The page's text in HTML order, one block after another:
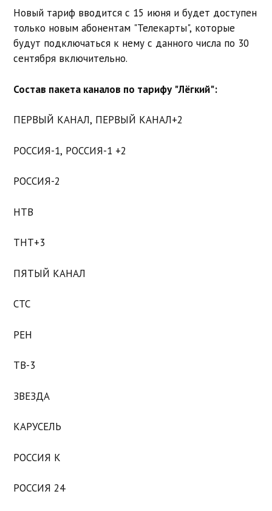
Новый тариф вводится с 15 июня и будет доступен
только новым абонентам "Телекарты", которые
будут подключаться к нему с данного числа по 30
сентября включительно.
Состав пакета каналов по тарифу "Лёгкий":
ПЕРВЫЙ КАНАЛ, ПЕРВЫЙ КАНАЛ+2
РОССИЯ-1, РОССИЯ-1 +2
РОССИЯ-2
НТВ
ТНТ+3
ПЯТЫЙ КАНАЛ
СТС
РЕН
ТВ-3
ЗВЕЗДА
КАРУСЕЛЬ
РОССИЯ К
РОССИЯ 24